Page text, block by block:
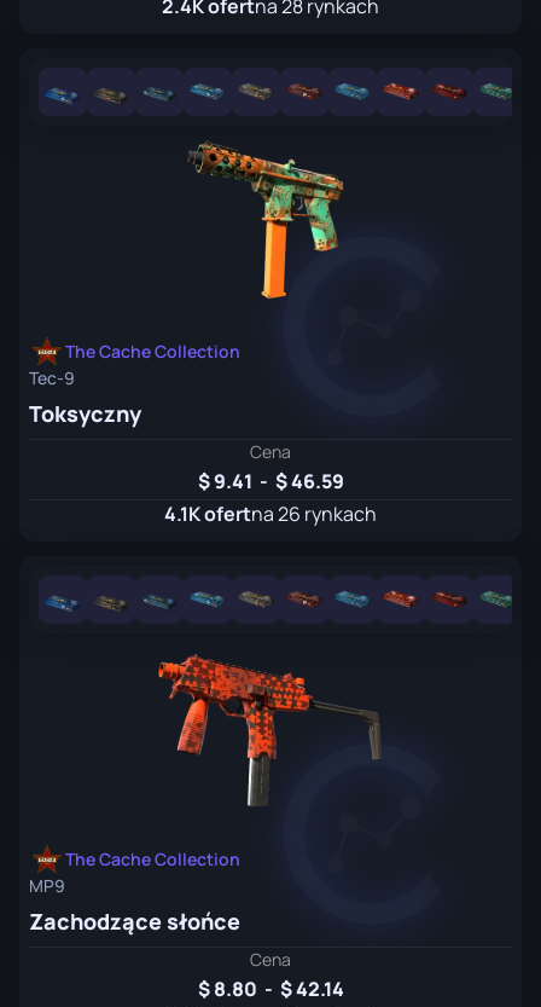
2.4K ofertna 28 rynkach
The Cache Collection
Tec-9
Toksyczny
Cena
9.41 -
46.59
4.1K ofertna 26 rynkach
The Cache Collection
MP9
Zachodzące słońce
Cena
8.80 -
42.14